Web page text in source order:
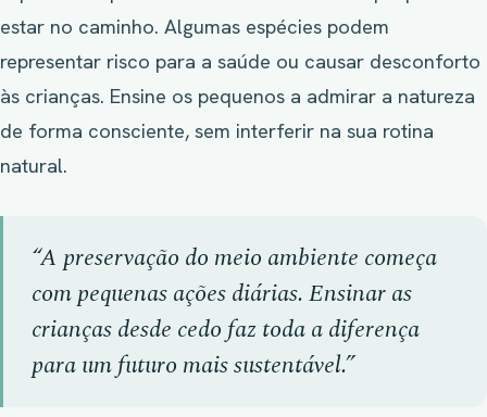
estar no caminho. Algumas espécies podem
representar risco para a saúde ou causar desconforto
às crianças. Ensine os pequenos a admirar a natureza
de forma consciente, sem interferir na sua rotina
natural.
“A preservação do meio ambiente começa
com pequenas ações diárias. Ensinar as
crianças desde cedo faz toda a diferença
para um futuro mais sustentável.”